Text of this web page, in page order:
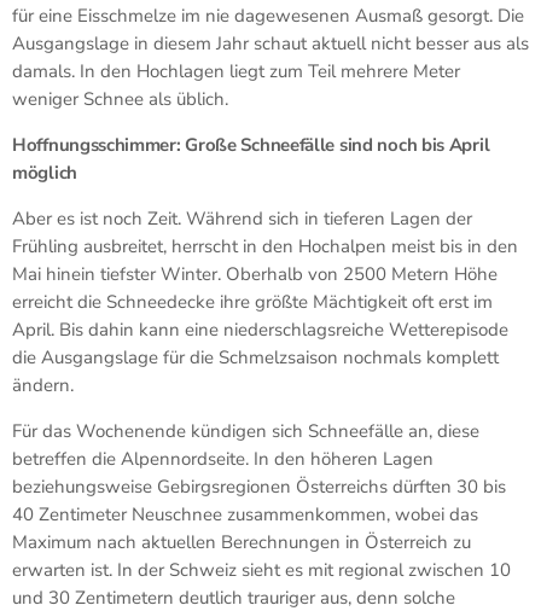
für eine Eisschmelze im nie dagewesenen Ausmaß gesorgt. Die
Ausgangslage in diesem Jahr schaut aktuell nicht besser aus als
damals. In den Hochlagen liegt zum Teil mehrere Meter
weniger Schnee als üblich.
Hoffnungsschimmer: Große Schneefälle sind noch bis April
möglich
Aber es ist noch Zeit. Während sich in tieferen Lagen der
Frühling ausbreitet, herrscht in den Hochalpen meist bis in den
Mai hinein tiefster Winter. Oberhalb von 2500 Metern Höhe
erreicht die Schneedecke ihre größte Mächtigkeit oft erst im
April. Bis dahin kann eine niederschlagsreiche Wetterepisode
die Ausgangslage für die Schmelzsaison nochmals komplett
ändern.
Für das Wochenende kündigen sich Schneefälle an, diese
betreffen die Alpennordseite. In den höheren Lagen
beziehungsweise Gebirgsregionen Österreichs dürften 30 bis
40 Zentimeter Neuschnee zusammenkommen, wobei das
Maximum nach aktuellen Berechnungen in Österreich zu
erwarten ist. In der Schweiz sieht es mit regional zwischen 10
und 30 Zentimetern deutlich trauriger aus, denn solche